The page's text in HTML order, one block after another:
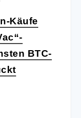
Käufe
BTC-